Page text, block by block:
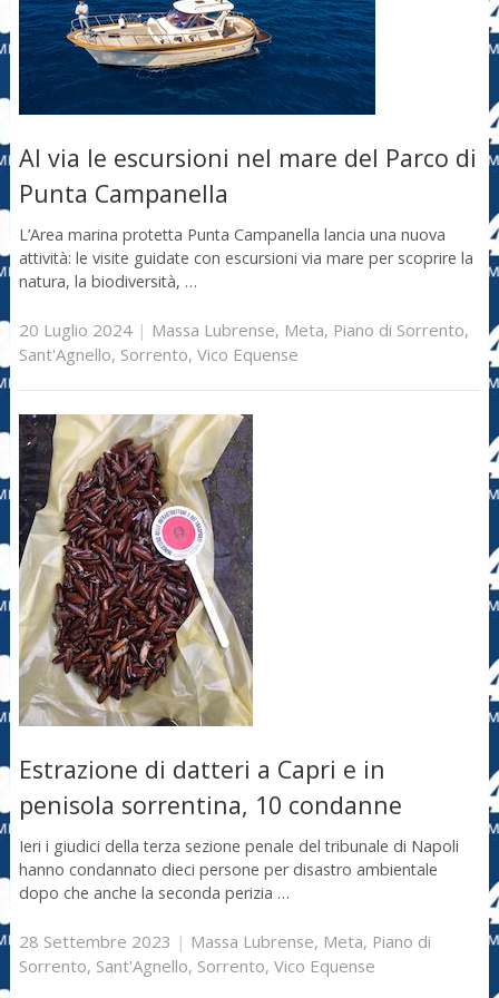
Al via le escursioni nel mare del Parco di
Punta Campanella
L’Area marina protetta Punta Campanella lancia una nuova
attività: le visite guidate con escursioni via mare per scoprire la
natura, la biodiversità, …
20 Luglio 2024| Massa Lubrense, Meta, Piano di Sorrento,
Sant'Agnello, Sorrento, Vico Equense
Estrazione di datteri a Capri e in
penisola sorrentina, 10 condanne
Ieri i giudici della terza sezione penale del tribunale di Napoli
hanno condannato dieci persone per disastro ambientale
dopo che anche la seconda perizia …
28 Settembre 2023 | Massa Lubrense, Meta, Piano di
Sorrento, Sant'Agnello, Sorrento, Vico Equense